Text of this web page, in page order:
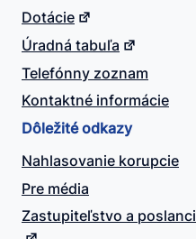
Dotácie
Úradná tabuľa
Telefónny zoznam
Kontaktné informácie
Dôležité odkazy
Nahlasovanie korupcie
Pre média
Zastupiteľstvo a poslanci